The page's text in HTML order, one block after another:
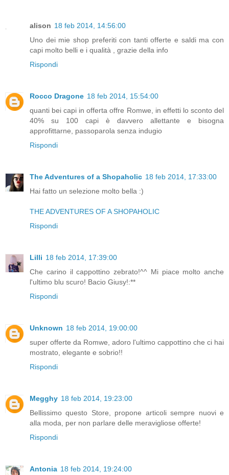
alison 18 feb 2014, 14:56:00
Uno dei mie shop preferiti con tanti offerte e saldi ma con
capi molto belli e i qualità , grazie della info
Rispondi
Rocco Dragone 18 feb 2014, 15:54:00
quanti bei capi in offerta offre Romwe, in effetti lo sconto del
40% su 100 capi è davvero allettante e bisogna
approfittarne, passoparola senza indugio
Rispondi
The Adventures of a Shopaholic 18 feb 2014, 17:33:00
Hai fatto un selezione molto bella :)
THE ADVENTURES OF A SHOPAHOLIC
Rispondi
Lilli 18 feb 2014, 17:39:00
Che carino il cappottino zebrato!^^ Mi piace molto anche
l'ultimo blu scuro! Bacio Giusy!:**
Rispondi
Unknown 18 feb 2014, 19:00:00
super offerte da Romwe, adoro l'ultimo cappottino che ci hai
mostrato, elegante e sobrio!!
Rispondi
Megghy 18 feb 2014, 19:23:00
Bellissimo questo Store, propone articoli sempre nuovi e
alla moda, per non parlare delle meravigliose offerte!
Rispondi
Antonia 18 feb 2014, 19:24:00